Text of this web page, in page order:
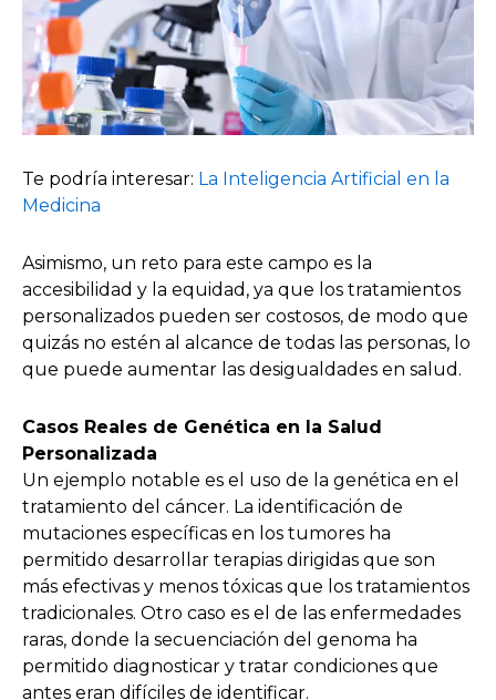
Te podría interesar: La Inteligencia Artificial en la
Medicina
Asimismo, un reto para este campo es la
accesibilidad y la equidad, ya que los tratamientos
personalizados pueden ser costosos, de modo que
quizás no estén al alcance de todas las personas, lo
que puede aumentar las desigualdades en salud.
Casos Reales de Genética en la Salud
Personalizada
Un ejemplo notable es el uso de la genética en el
tratamiento del cáncer. La identificación de
mutaciones específicas en los tumores ha
permitido desarrollar terapias dirigidas que son
más efectivas y menos tóxicas que los tratamientos
tradicionales. Otro caso es el de las enfermedades
raras, donde la secuenciación del genoma ha
permitido diagnosticar y tratar condiciones que
antes eran difíciles de identificar.